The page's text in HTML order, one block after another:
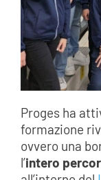
Proges ha
formazione
ovvero una
l’intero